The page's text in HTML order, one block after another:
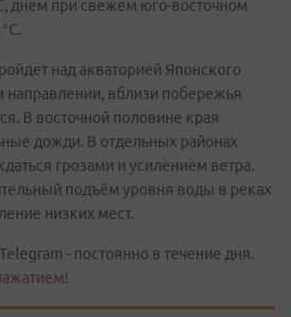
днем при свежем юго-восточном
над акваторией Японского
направлении, вблизи побережья
В восточной половине края
дожди. В отдельных районах
грозами и усилением ветра.
подъём уровня воды в реках
низких мест.
- постоянно в течение дня.